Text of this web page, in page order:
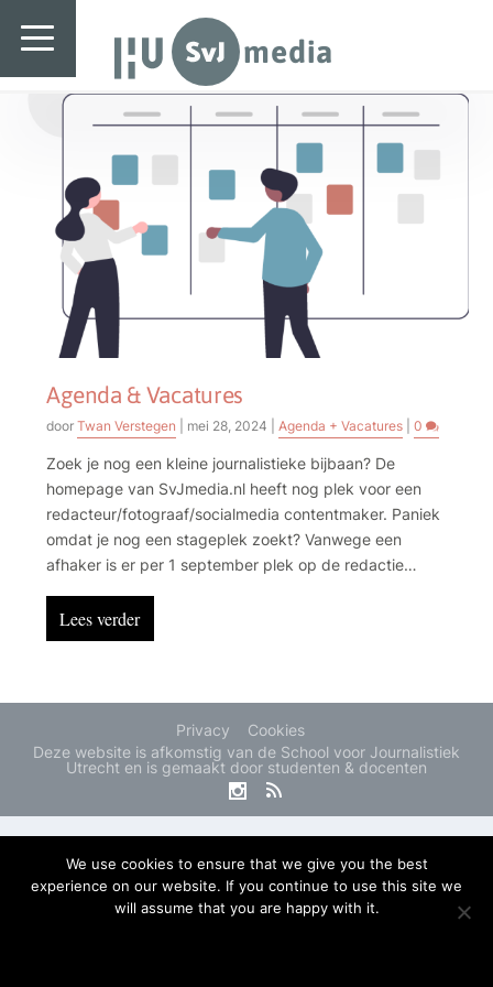
SvJ media
Tag:
Agenda & Vacatures
doorTwan Verstegen mei 28, 2024 Agenda + Vacatures |0
Zoek je nog een kleine journalistieke bijbaan? De
homepage van SvJmedia.nl heeft nog plek voor een
redacteur/fotograaf/socialmedia contentmaker. Paniek
omdat je nog een stageplek zoekt? Vanwege een
afhaker is er per 1 september plek op de redactie
serie een contentmaker. Check ook de andere
vacatures en leuke bijbanen.
Lees verder
Privacy
Cookies
Deze website is afkomstig van de School voor Journalistiek
Utrecht en is gemaakt door studenten & docenten
SvJ media
Landelijk
Regionaal
Specials & International
In de praktijk
Freelancebureau
Agenda & Vacatures
We use cookies to ensure that we give you the best
experience on our website. If you continue to use this site we
will assume that you are happy with it.